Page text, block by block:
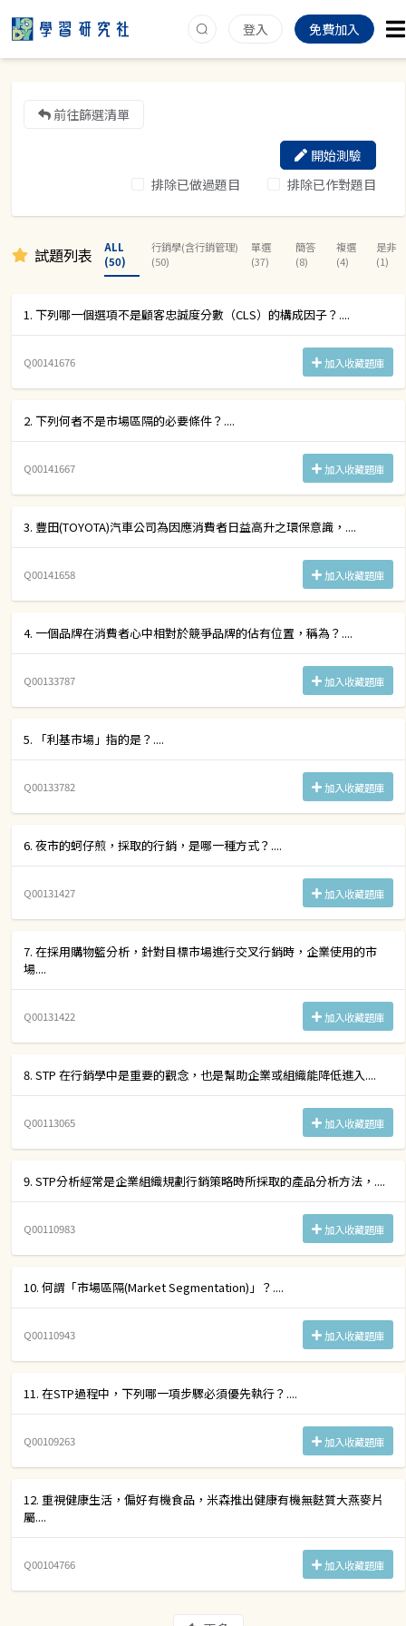
登入 免費加入
前往篩選清單
排除已做過題目 排除已作對題目
開始測驗
試題列表
ALL
(50)
行銷學(含行銷管理)
(50)
單選
(37)
簡答
(8)
複選
(4)
是非
(1)
1. 下列哪一個選項不是顧客忠誠度分數（CLS）的構成因子？....
Q00141676 加入收藏題庫
2. 下列何者不是市場區隔的必要條件？....
Q00141667 加入收藏題庫
3. 豐田(TOYOTA)汽車公司為因應消費者日益高升之環保意識，....
Q00141658 加入收藏題庫
4. 一個品牌在消費者心中相對於競爭品牌的佔有位置，稱為？....
Q00133787 加入收藏題庫
5. 「利基市場」指的是？....
Q00133782 加入收藏題庫
6. 夜市的蚵仔煎，採取的行銷，是哪一種方式？....
Q00131427 加入收藏題庫
7. 在採用購物籃分析，針對目標市場進行交叉行銷時，企業使用的市
場....
Q00131422 加入收藏題庫
8. STP 在行銷學中是重要的觀念，也是幫助企業或組織能降低進入....
Q00113065 加入收藏題庫
9. STP分析經常是企業組織規劃行銷策略時所採取的產品分析方法，....
Q00110983 加入收藏題庫
10. 何謂「市場區隔(Market Segmentation)」？....
Q00110943 加入收藏題庫
11. 在STP過程中，下列哪一項步驟必須優先執行？....
Q00109263 加入收藏題庫
12. 重視健康生活，偏好有機食品，米森推出健康有機無麩質大燕麥片
屬....
Q00104766 加入收藏題庫